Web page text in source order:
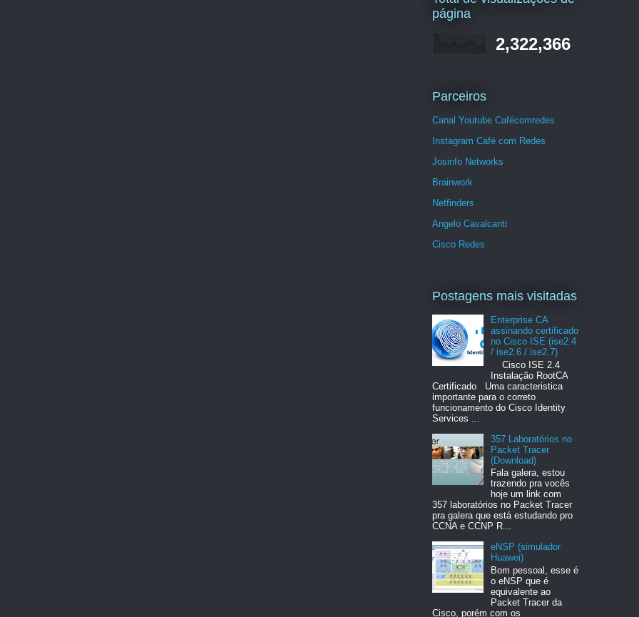
página
2,322,366
Parceiros
Canal Youtube Cafécomredes
Instagram Café com Redes
Josinfo Networks
Brainwork
Netfinders
Angelo Cavalcanti
Cisco Redes
Postagens mais visitadas
Enterprise CA
assinando certificado
no Cisco ISE (ise2.4
/ ise2.6 / ise2.7)
Cisco ISE 2.4
Instalação RootCA
Certificado Uma caracteristica
importante para o correto
funcionamento do Cisco Identity
Services ...
357 Laboratórios no
Packet Tracer
(Download)
Fala galera, estou
trazendo pra vocês
hoje um link com
357 laboratórios no Packet Tracer
pra galera que está estudando pro
CCNA e CCNP R...
eNSP (simulador
Huawei)
Bom pessoal, esse é
o eNSP que é
equivalente ao
Packet Tracer da
Cisco, porém com os